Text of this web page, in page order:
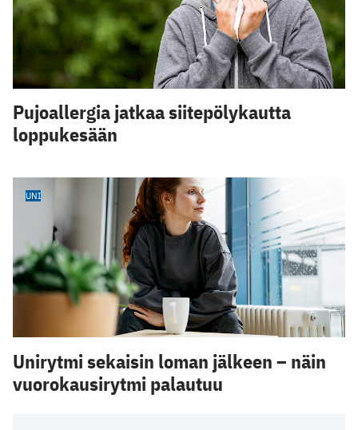
Pujoallergia jatkaa siitepölykautta
loppukesään
UNI
Unirytmi sekaisin loman jälkeen – näin
vuorokausirytmi palautuu